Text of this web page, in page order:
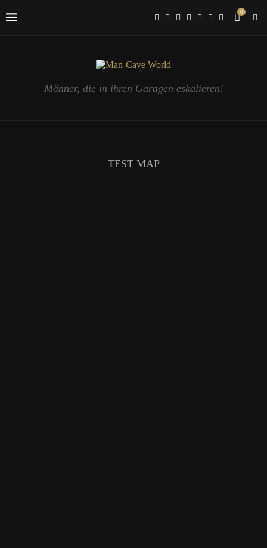
0
Männer, die in ihren Garagen eskalieren!
TEST MAP